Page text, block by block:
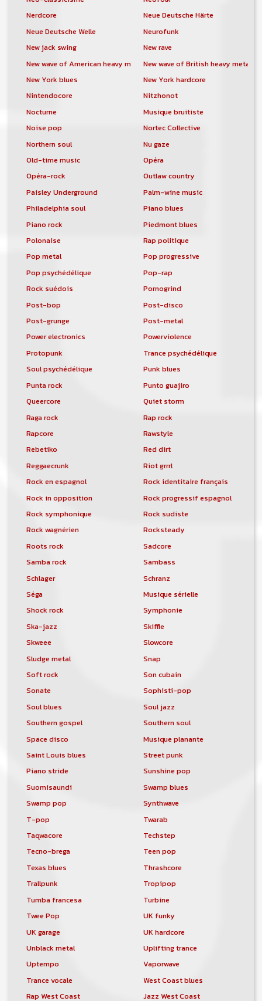
Nerdcore
Neue Deutsche Härte
Neue Deutsche Welle
Neurofunk
New jack swing
New rave
New wave of American heavy metalNew wave of British heavy metal
New York blues
New York hardcore
Nintendocore
Nitzhonot
Nocturne
Musique bruitiste
Noise pop
Nortec Collective
Northern soul
Nu gaze
Old-time music
Opéra
Opéra-rock
Outlaw country
Paisley Underground
Palm-wine music
Philadelphia soul
Piano blues
Piano rock
Piedmont blues
Polonaise
Rap politique
Pop metal
Pop progressive
Pop psychédélique
Pop-rap
Rock suédois
Pornogrind
Post-bop
Post-disco
Post-grunge
Post-metal
Power electronics
Powerviolence
Protopunk
Trance psychédélique
Soul psychédélique
Punk blues
Punta rock
Punto guajiro
Queercore
Quiet storm
Raga rock
Rap rock
Rapcore
Rawstyle
Rebetiko
Red dirt
Reggaecrunk
Riot grrrl
Rock en espagnol
Rock identitaire français
Rock in opposition
Rock progressif espagnol
Rock symphonique
Rock sudiste
Rock wagnérien
Rocksteady
Roots rock
Sadcore
Samba rock
Sambass
Schlager
Schranz
Séga
Musique sérielle
Shock rock
Symphonie
Ska-jazz
Skiffle
Skweee
Slowcore
Sludge metal
Snap
Soft rock
Son cubain
Sonate
Sophisti-pop
Soul blues
Soul jazz
Southern gospel
Southern soul
Space disco
Musique planante
Saint Louis blues
Street punk
Piano stride
Sunshine pop
Suomisaundi
Swamp blues
Swamp pop
Synthwave
T-pop
Twarab
Taqwacore
Techstep
Tecno-brega
Teen pop
Texas blues
Thrashcore
Trallpunk
Tropipop
Tumba francesa
Turbine
Twee Pop
UK funky
UK garage
UK hardcore
Unblack metal
Uplifting trance
Uptempo
Vaporwave
Trance vocale
West Coast blues
Rap West Coast
Jazz West Coast